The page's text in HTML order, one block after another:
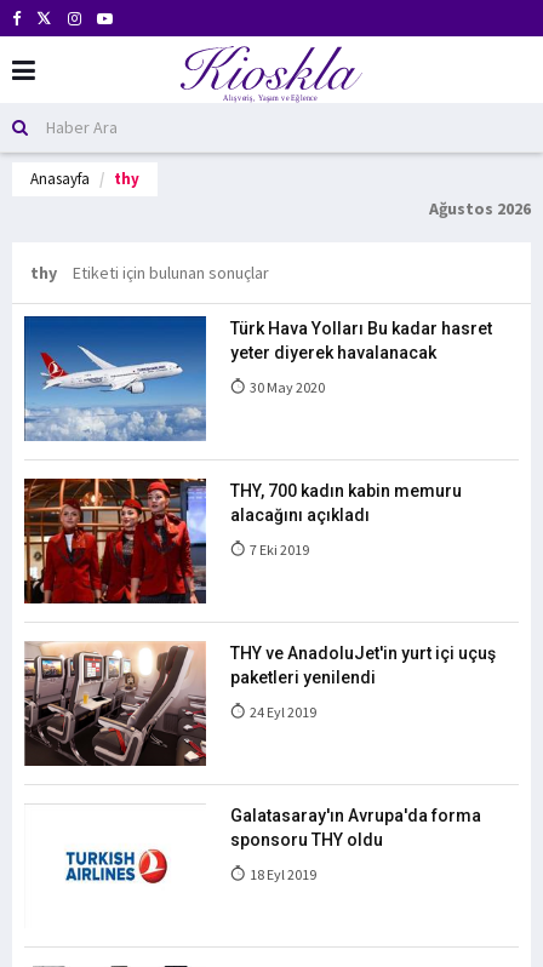
Anasayfa thy
Ağustos 2026
thy Etiketi için bulunan sonuçlar
Türk Hava Yolları Bu kadar hasret
yeter diyerek havalanacak
30 May 2020
THY, 700 kadın kabin memuru
alacağını açıkladı
7 Eki 2019
THY ve AnadoluJet'in yurt içi uçuş
paketleri yenilendi
24 Eyl 2019
Galatasaray'ın Avrupa'da forma
sponsoru THY oldu
18 Eyl 2019